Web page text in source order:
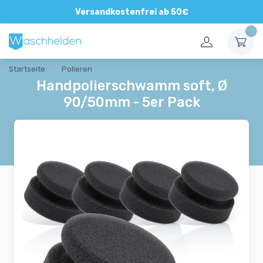
Versandkostenfrei ab 50€
Startseite Polieren
Handpolierschwamm soft, Ø
90/50mm - 5er Pack